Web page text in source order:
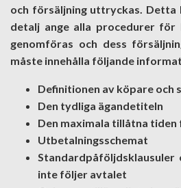
och försäljning uttryckas.
detalj ange alla procedurer för
genomföras och dess
måste innehålla följande
Definitionen av köpare och
Den tydliga ägandetiteln
Den maximala tillåtna
Utbetalningsschemat
Standardpåföljdsklausuler
inte följer avtalet